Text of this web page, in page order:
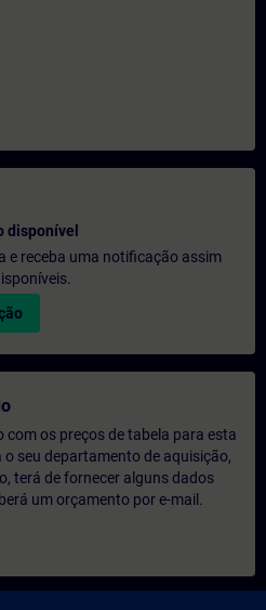
disponível
e receba uma notificação assim
com os preços de tabela para esta
seu departamento de aquisição,
terá de fornecer alguns dados
um orçamento por e-mail.